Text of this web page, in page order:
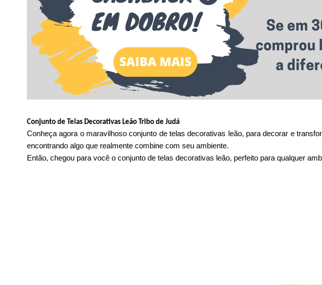
Conjunto de Telas Decorativas Leão Tribo de Jud
Conheça agora o maravilhoso conjunto de telas decorativas leão, para decorar e
encontrando algo que realmente combine com seu ambiente.
Então, chegou para você o conjunto de telas decorativas leão, perfeito para qualquer